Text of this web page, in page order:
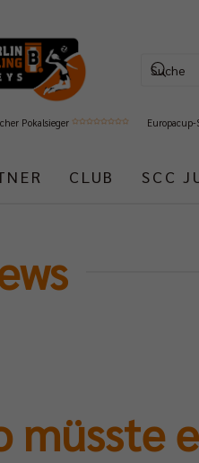
Pokalsieger Europacup-
CLUB SCC
müsste